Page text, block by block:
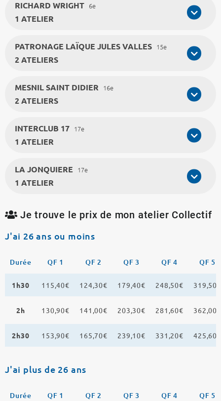
RICHARD WRIGHT 6e
1 ATELIER
PATRONAGE LAÏQUE JULES VALLES 15e
2 ATELIERS
MESNIL SAINT DIDIER 16e
2 ATELIERS
INTERCLUB 17 17e
1 ATELIER
LA JONQUIERE 17e
1 ATELIER
Je trouve le prix de mon atelier Collectif
J'ai 26 ans ou moins
Durée QF 1 QF 2 QF 3 QF 4 QF 5
1h30 115,40€ 124,30€ 179,40€ 248,50€ 319,50€
2h 130,90€ 141,00€ 203,30€ 281,60€ 362,00€
2h30 153,90€ 165,70€ 239,10€ 331,20€ 425,60€
J'ai plus de 26 ans
Durée QF 1 QF 2 QF 3 QF 4 QF 5